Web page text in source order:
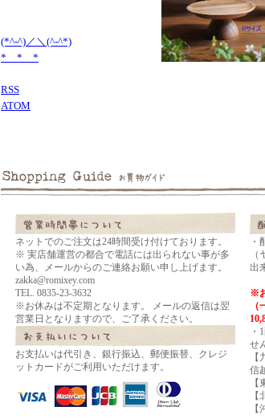
(*^-^)／＼(^-^*)
* * *
RSS
ATOM
ネットでのご注文は24時間受け付けております。
※ 実店舗運営の都合で電話には出られない事が多
い為、メールからのご連絡お願い申し上げます。
zakka@romixey.com
TEL. 0835-23-3632
※お休みは不定期となります。 メールの返信は翌
営業日となりますので、ご了承ください。
お支払いは代引き、銀行振込、郵便振替、クレジ
ットカードがご利用いただけます。
・
出
※
・
せ
信